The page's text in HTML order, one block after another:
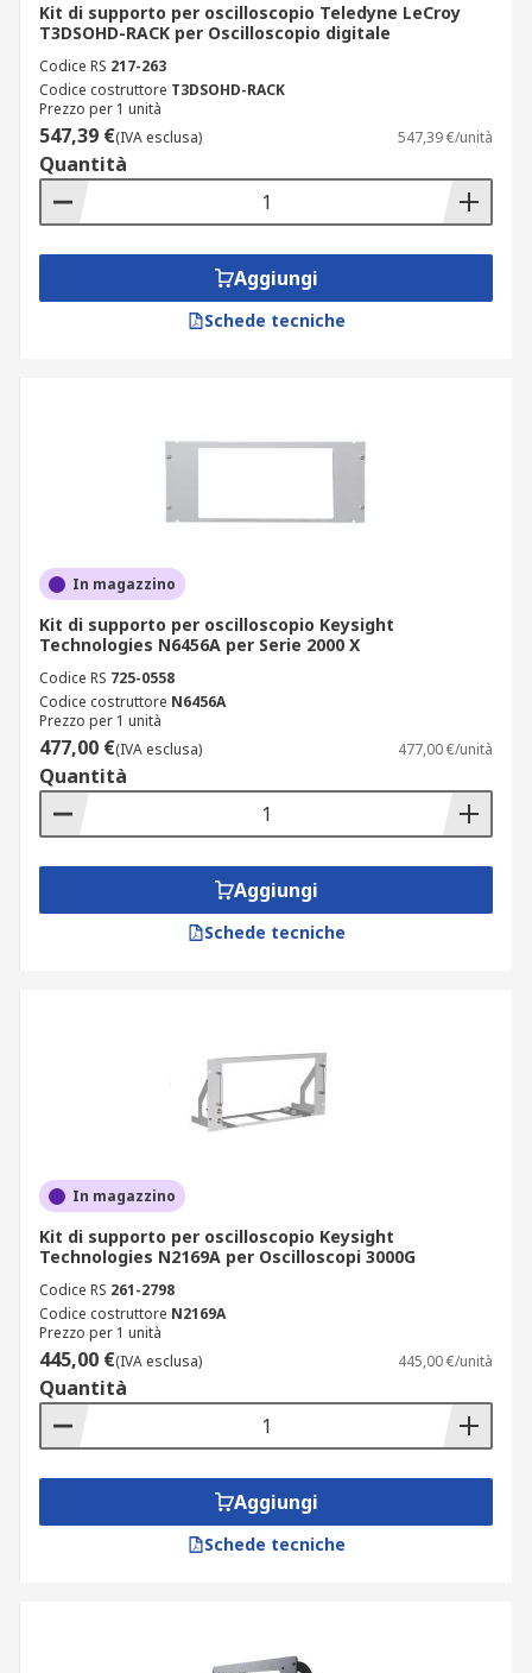
Contenitori per rack
Oscilloscopio WaveSurfer 3000
MSO serie 4
Kit di supporto per oscilloscopio Teledyne LeCroy
T3DSOHD-RACK per Oscilloscopio digitale
Codice RS 217-263
Codice costruttore T3DSOHD-RACK
Prezzo per 1 unità
547,39 €(IVA esclusa) 547,39 €/unità
Quantità
Aggiungi
Schede tecniche
In magazzino
Kit di supporto per oscilloscopio Keysight
Technologies N6456A per Serie 2000 X
Codice RS 725-0558
Codice costruttore N6456A
Prezzo per 1 unità
477,00 €(IVA esclusa) 477,00 €/unità
Quantità
Aggiungi
Schede tecniche
In magazzino
Kit di supporto per oscilloscopio Keysight
Technologies N2169A per Oscilloscopi 3000G
Codice RS 261-2798
Codice costruttore N2169A
Prezzo per 1 unità
445,00 €(IVA esclusa) 445,00 €/unità
Quantità
Aggiungi
Schede tecniche